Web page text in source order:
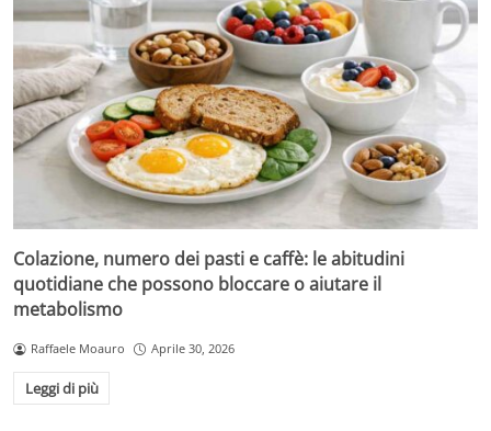
Colazione, numero dei pasti e caffè: le abitudini
quotidiane che possono bloccare o aiutare il
metabolismo
Raffaele Moauro Aprile 30, 2026
Leggi di più